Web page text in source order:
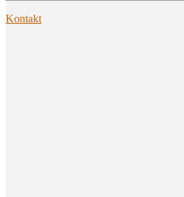
Kon­takt